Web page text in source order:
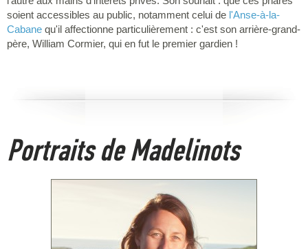
soient accessibles au public, notamment celui de l'Anse-à-la-
Cabane qu'il affectionne particulièrement : c'est son arrière-grand-
père, William Cormier, qui en fut le premier gardien !
Portraits de Madelinots